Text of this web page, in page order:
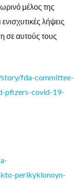
μέλος της
λήψεις
σε αυτούς τους
fda-committee-
pfizers-covid-19-
perikyklonoyn-